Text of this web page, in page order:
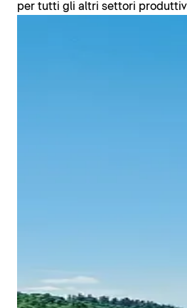
per tutti gli altri settori